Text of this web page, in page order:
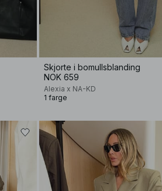
Skjorte i bomullsblanding
NOK 659
Alexia x NA-KD
1 farge